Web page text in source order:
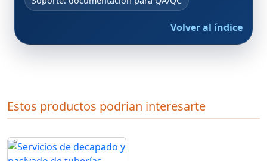
Volver al índice
Estos productos podrian interesarte